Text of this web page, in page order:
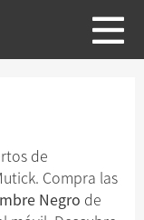
de
Compra las
Negro de